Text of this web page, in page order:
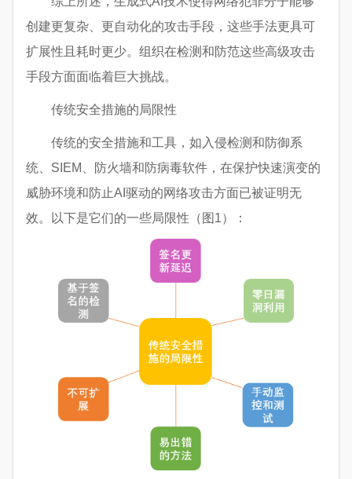
创建更复杂、更自动化的攻击手段，这些手法更具可
扩展性且耗时更少。组织在检测和防范这些高级攻击
手段方面面临着巨大挑战。
传统安全措施的局限性
传统的安全措施和工具，如入侵检测和防御系
统、 SIEM
、防火墙和防病毒软件，在保护快速演变的
威胁环境和防止AI驱动的网络攻击方面已被证明无
效。以下是它们的一些局限性（图1）：